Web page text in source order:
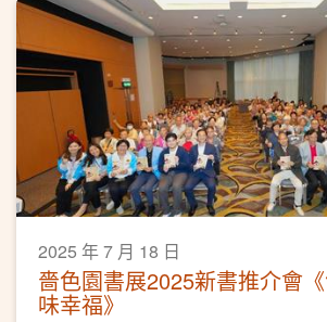
2025 年 7 月 18 日
嗇色園書展2025新書推介會
味幸福》